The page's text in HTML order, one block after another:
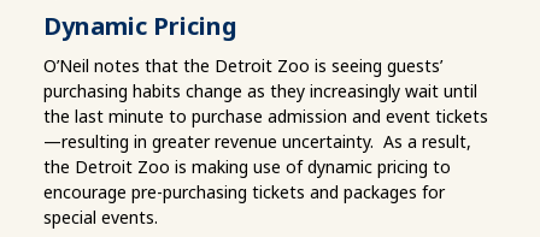
Dynamic Pricing
O’Neil notes that the Detroit Zoo is seeing guests’
purchasing habits change as they increasingly wait until
the last minute to purchase admission and event tickets
—resulting in greater revenue uncertainty. As a result,
the Detroit Zoo is making use of dynamic pricing to
encourage pre-purchasing tickets and packages for
special events.